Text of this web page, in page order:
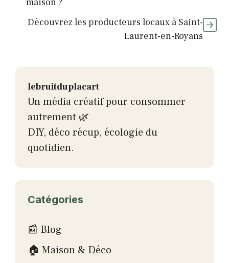
Découvrez les producteurs locaux à Saint-
Laurent-en-Royans
lebruitduplacart
Un média créatif pour consommer
autrement 🌿
DIY, déco récup, écologie du
quotidien.
Catégories
📰 Blog
🏠 Maison & Déco